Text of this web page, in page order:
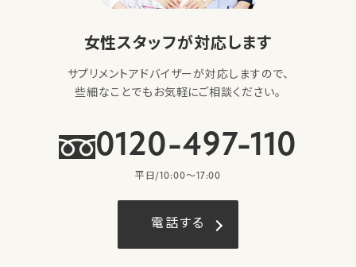
女性スタッフが対応します
サプリメントアドバイザーが対応しますので、
些細なことでもお気軽にご相談ください。
0120-497-110
平日/10:00〜17:00
電話する